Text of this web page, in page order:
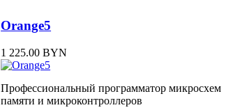
Orange5
1 225.00 BYN
Профессиональный программатор микросхем
памяти и микроконтроллеров